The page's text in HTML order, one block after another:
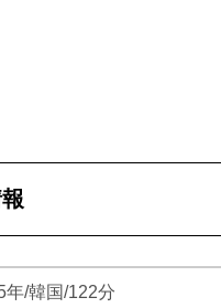
年/韓国/122分